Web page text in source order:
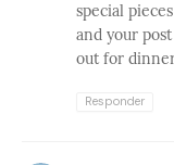
special
and your
out for
Responder